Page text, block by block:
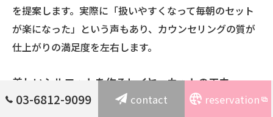
を提案します。実際に「扱いやすくなって毎朝のセット
が楽になった」という声もあり、カウンセリングの質が
仕上がりの満足度を左右します。
美しいシルエットを作るレイヤーカットの工夫
レイヤーカットで美しいシルエットをつくるには、顔周
03-6812-9099 contact reservation